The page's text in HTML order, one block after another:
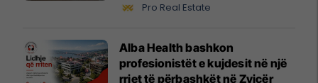
Pro Real Estate
Alba Health bashkon
profesionistët e kujdesit në një
rrjet të përbashkët në Zvicër